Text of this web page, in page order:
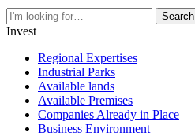
Search
Invest
Regional Expertises
Industrial Parks
Available lands
Available Premises
Companies Already in Place
Business Environment